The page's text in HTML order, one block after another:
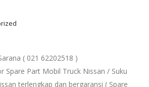
( 021 62202518 )
Spare Part Mobil Truck Nissan / Suku
terlengkap dan bergaransi ( Spare